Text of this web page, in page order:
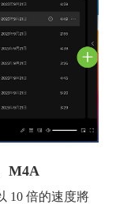
M4A
10 倍的速度將